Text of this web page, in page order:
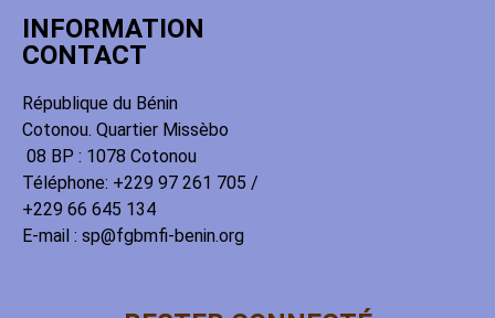
INFORMATION
CONTACT
République du Bénin
Cotonou. Quartier Missèbo
08 BP : 1078 Cotonou
Téléphone: +229 97 261 705 /
+229 66 645 134
E-mail : sp@fgbmfi-benin.org